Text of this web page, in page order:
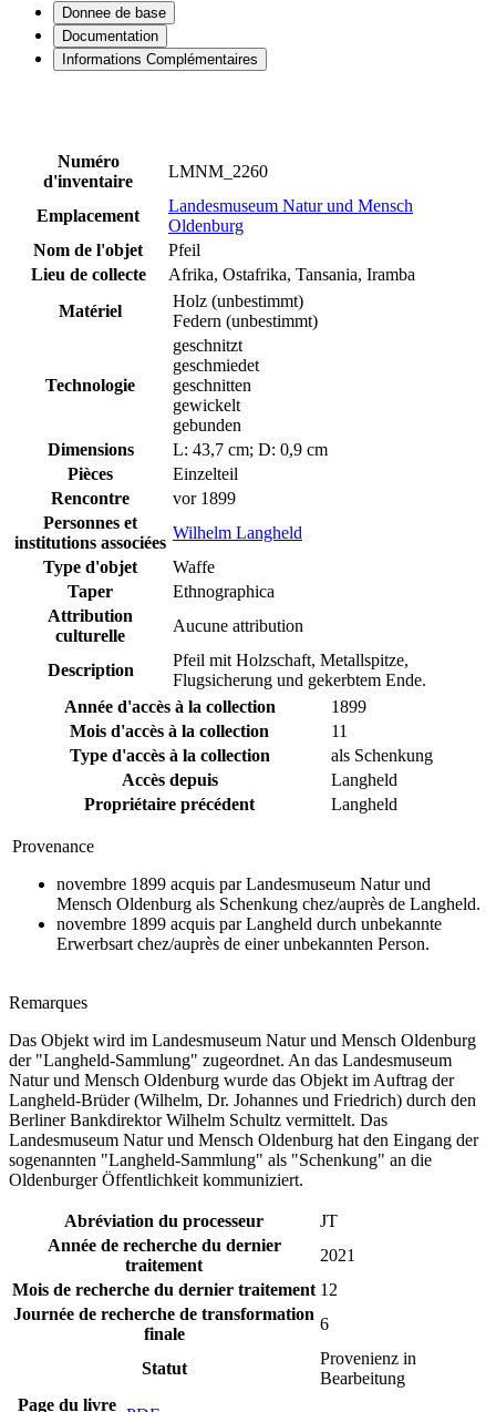
Donnee de base
Documentation
Informations Complémentaires
Numéro
d'inventaire
LMNM_2260
Emplacement
Landesmuseum Natur und Mensch
Oldenburg
Nom de l'objet
Pfeil
Lieu de collecte
Afrika, Ostafrika, Tansania, Iramba
Matériel
Holz (unbestimmt)
Federn (unbestimmt)
Technologie
geschnitzt
geschmiedet
geschnitten
gewickelt
gebunden
Dimensions
L: 43,7 cm; D: 0,9 cm
Pièces
Einzelteil
Rencontre
vor 1899
Personnes et
institutions associées
Wilhelm Langheld
Type d'objet
Waffe
Taper
Ethnographica
Attribution
culturelle
Aucune attribution
Description
Pfeil mit Holzschaft, Metallspitze,
Flugsicherung und gekerbtem Ende.
Année d'accès à la collection
1899
Mois d'accès à la collection
11
Type d'accès à la collection
als Schenkung
Accès depuis
Langheld
Propriétaire précédent
Langheld
Provenance
novembre 1899 acquis par Landesmuseum Natur und
Mensch Oldenburg als Schenkung chez/auprès de Langheld.
novembre 1899 acquis par Langheld durch unbekannte
Erwerbsart chez/auprès de einer unbekannten Person.
Remarques
Das Objekt wird im Landesmuseum Natur und Mensch Oldenburg
der "Langheld-Sammlung" zugeordnet. An das Landesmuseum
Natur und Mensch Oldenburg wurde das Objekt im Auftrag der
Langheld-Brüder (Wilhelm, Dr. Johannes und Friedrich) durch den
Berliner Bankdirektor Wilhelm Schultz vermittelt. Das
Landesmuseum Natur und Mensch Oldenburg hat den Eingang der
sogenannten "Langheld-Sammlung" als "Schenkung" an die
Oldenburger Öffentlichkeit kommuniziert.
Abréviation du processeur
JT
Année de recherche du dernier
traitement
2021
Mois de recherche du dernier traitement 12
Journée de recherche de transformation
finale
6
Statut
Provenienz in
Bearbeitung
Page du livre